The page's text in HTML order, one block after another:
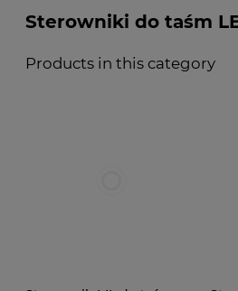
Sterowniki do taśm
Products in this category